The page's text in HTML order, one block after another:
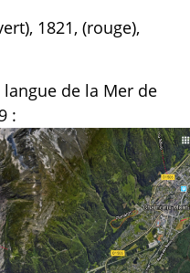
1821, (rouge),
de la Mer de
: